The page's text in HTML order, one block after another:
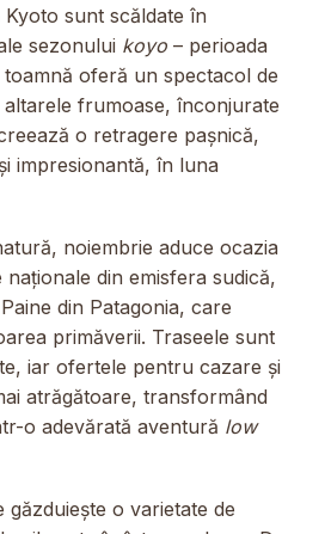
Kyoto sunt scăldate în
sezonului koyo – perioada
oferă un spectacol de
altarele frumoase, înconjurate
o retragere pașnică,
impresionantă, în luna
noiembrie aduce ocazia
din emisfera sudică,
din Patagonia, care
primăverii. Traseele sunt
iar ofertele pentru cazare și
atrăgătoare, transformând
o adevărată aventură low
găzduiește o varietate de